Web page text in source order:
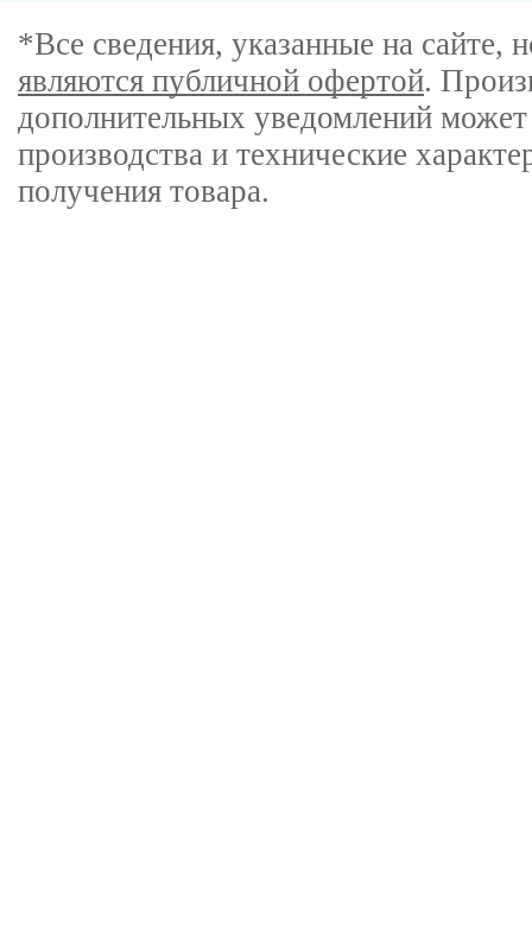
*Все сведения, указанные на
являются публичной офертой.
дополнительных уведомлений
производства и технические
получения товара.